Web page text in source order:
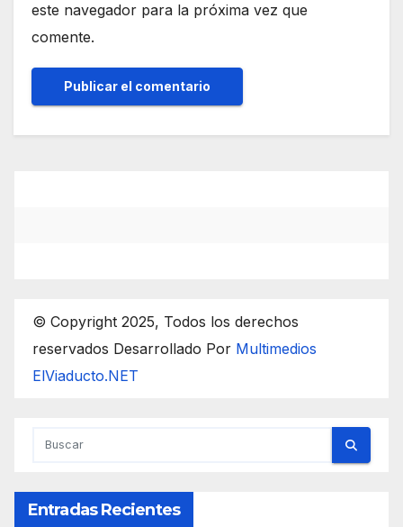
este navegador para la próxima vez que
comente.
© Copyright 2025, Todos los derechos
reservados Desarrollado Por Multimedios
ElViaducto.NET
Entradas Recientes